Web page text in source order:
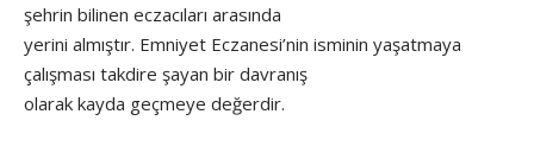
şehrin bilinen eczacıları arasında
yerini almıştır. Emniyet Eczanesi’nin isminin yaşatmaya
çalışması takdire şayan bir davranış
olarak kayda geçmeye değerdir.